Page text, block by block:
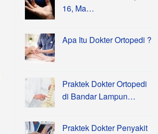
16, Ma…
Apa Itu Dokter Ortopedi ?
Praktek Dokter Ortopedi
di Bandar Lampun…
Praktek Dokter Penyakit